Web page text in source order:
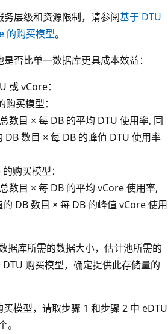
层级和资源限制，请参阅基于 DTU
的购买模型。
否比单一数据库更具成本效益：
或 vCore：
买模型：
数目 × 每 DB 的平均 DTU 使用率, 同
DB 数目 × 每 DB 的峰值 DTU 使用率
购买模型：
数目 × 每 DB 的平均 vCore 使用率,
DB 数目 × 每 DB 的峰值 vCore 使用
据库所需的数据大小，估计池所需的
购买模型，确定提供此存储量的
模型，请取步骤 1 和步骤 2 中 eDTU
。